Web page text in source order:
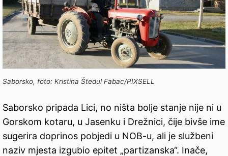
Saborsko, foto: Kristina Štedul Fabac/PIXSELL
Saborsko pripada Lici, no ništa bolje stanje nije ni u
Gorskom kotaru, u Jasenku i Drežnici, čije bivše ime
sugerira doprinos pobjedi u NOB-u, ali je službeni
naziv mjesta izgubio epitet „partizanska“. Inače,